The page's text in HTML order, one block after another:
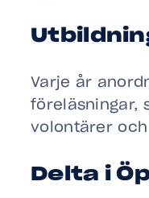
Varje år
föreläsningar,
volontärer
Delta i